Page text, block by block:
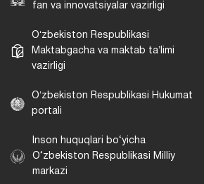
fan va innovatsiyalar vazirligi
Oʻzbekiston Respublikasi
Maktabgacha va maktab taʼlimi
vazirligi
Oʻzbekiston Respublikasi Hukumat
portali
Inson huquqlari bo‘yicha
O‘zbekiston Respublikasi Milliy
markazi